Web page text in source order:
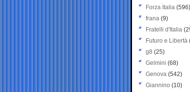
Forza Italia (596)
frana (9)
Fratelli d'Italia
Futuro e Libertà
g8 (25)
Gelmini (68)
Genova (542)
Giannino (10)